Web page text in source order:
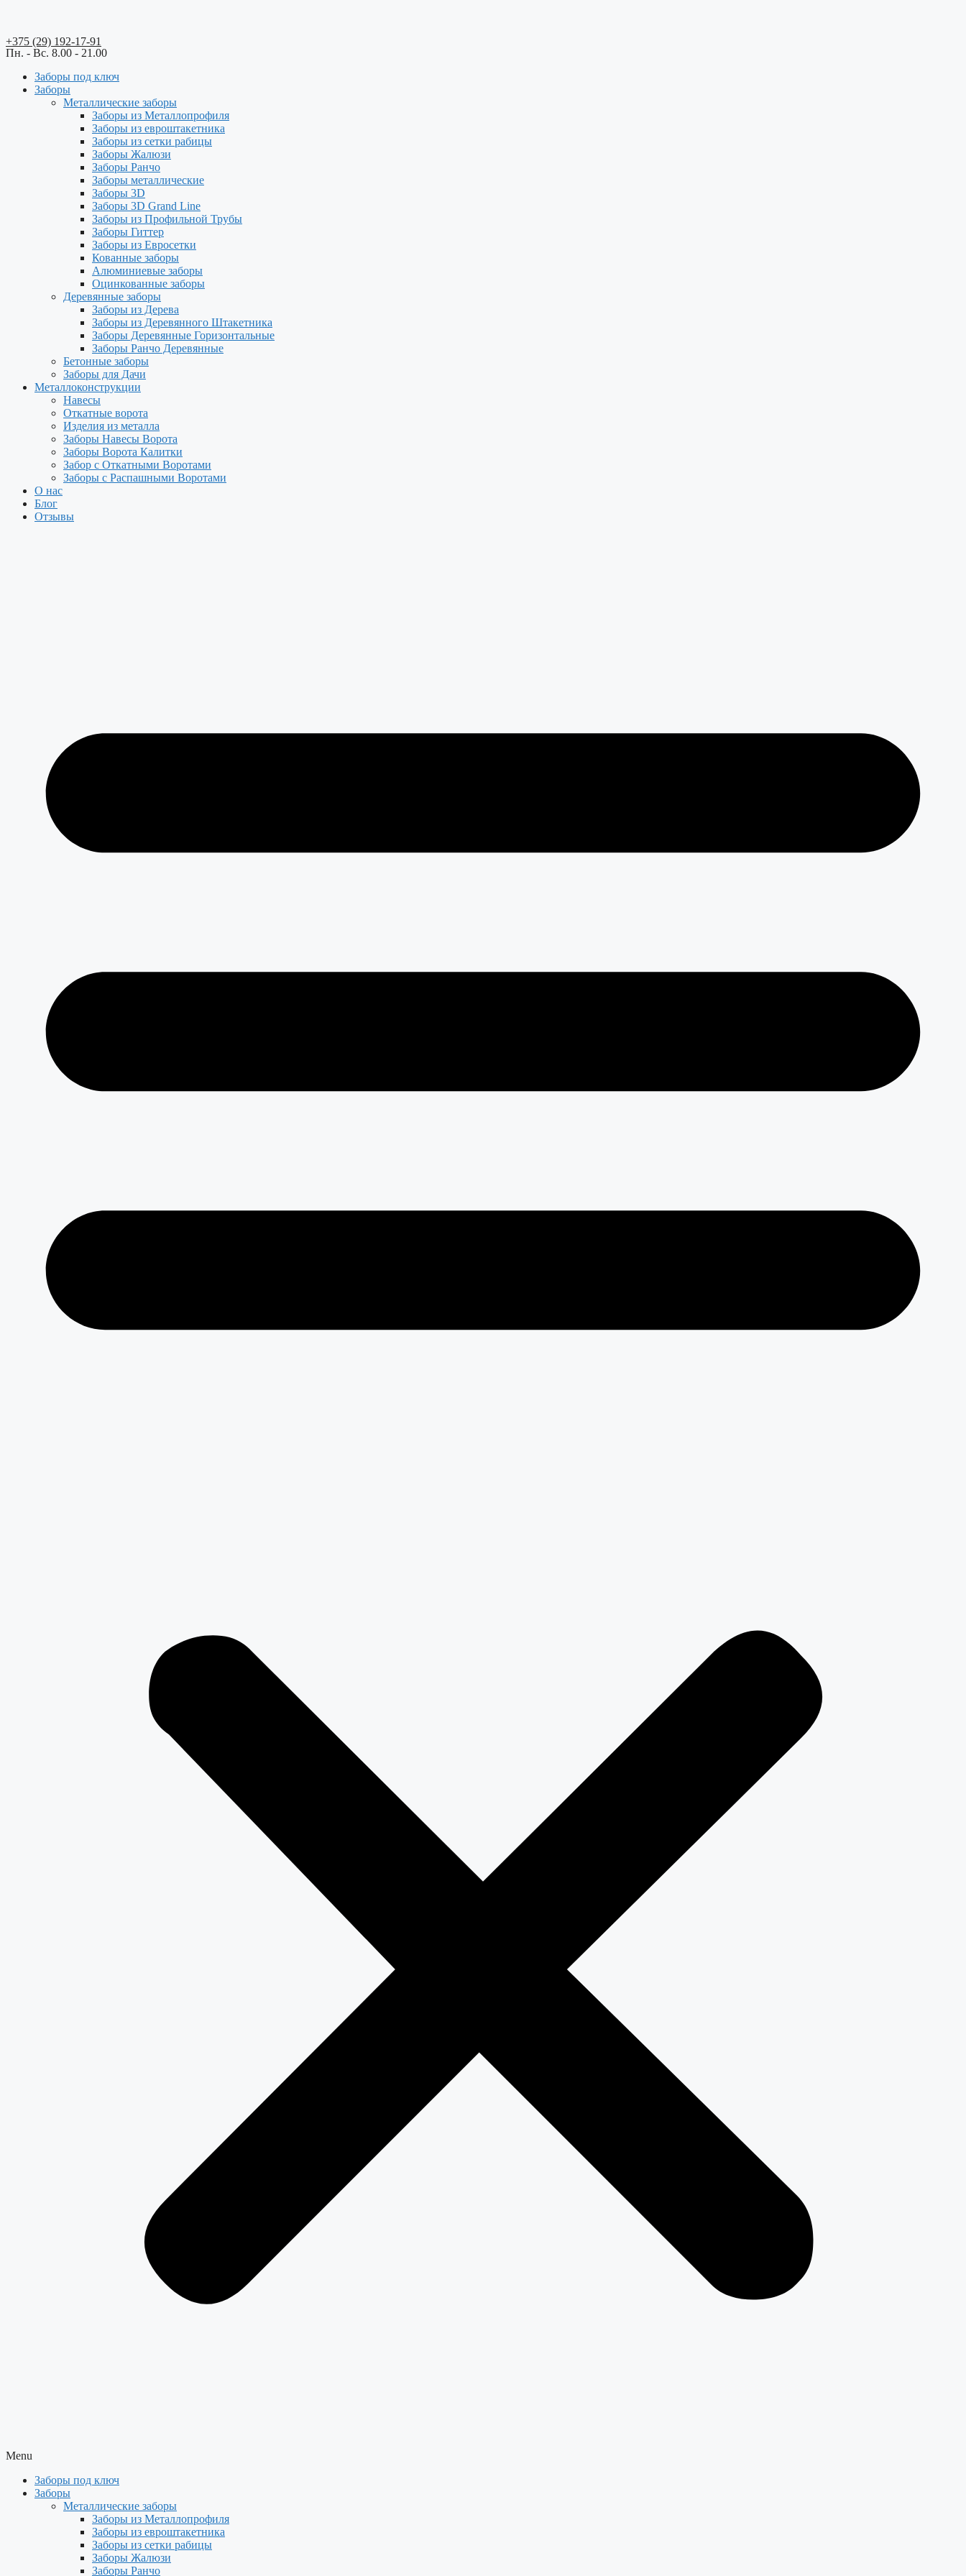
+375 (29) 192-17-91
Пн. - Вс. 8.00 - 21.00
Заборы под ключ
Заборы
Металлические заборы
Заборы из Металлопрофиля
Заборы из евроштакетника
Заборы из сетки рабицы
Заборы Жалюзи
Заборы Ранчо
Заборы металлические
Заборы 3D
Заборы 3D Grand Line
Заборы из Профильной Трубы
Заборы Гиттер
Заборы из Евросетки
Кованные заборы
Алюминиевые заборы
Оцинкованные заборы
Деревянные заборы
Заборы из Дерева
Заборы из Деревянного Штакетника
Заборы Деревянные Горизонтальные
Заборы Ранчо Деревянные
Бетонные заборы
Заборы для Дачи
Металлоконструкции
Навесы
Откатные ворота
Изделия из металла
Заборы Навесы Ворота
Заборы Ворота Калитки
Забор с Откатными Воротами
Заборы с Распашными Воротами
О нас
Блог
Отзывы
Menu
Заборы под ключ
Заборы
Металлические заборы
Заборы из Металлопрофиля
Заборы из евроштакетника
Заборы из сетки рабицы
Заборы Жалюзи
Заборы Ранчо